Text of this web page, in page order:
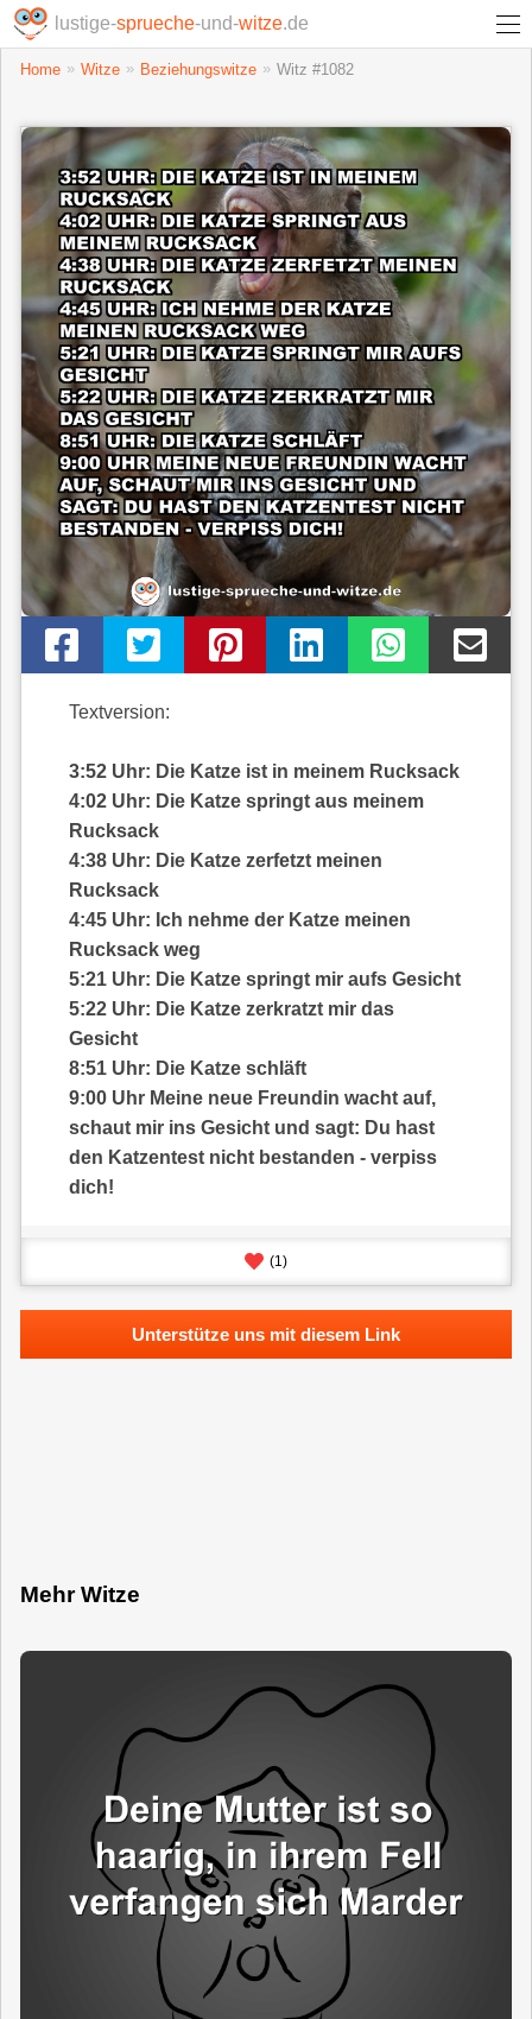
lustige-sprueche-und-witze.de
Home Witze Beziehungswitze Witz #1082
Textversion:
3:52 Uhr: Die Katze ist in meinem Rucksack
4:02 Uhr: Die Katze springt aus meinem
Rucksack
4:38 Uhr: Die Katze zerfetzt meinen
Rucksack
4:45 Uhr: Ich nehme der Katze meinen
Rucksack weg
5:21 Uhr: Die Katze springt mir aufs Gesicht
5:22 Uhr: Die Katze zerkratzt mir das
Gesicht
8:51 Uhr: Die Katze schläft
9:00 Uhr Meine neue Freundin wacht auf,
schaut mir ins Gesicht und sagt: Du hast
den Katzentest nicht bestanden - verpiss
dich!
(1)
Unterstütze uns mit diesem Link
Mehr Witze